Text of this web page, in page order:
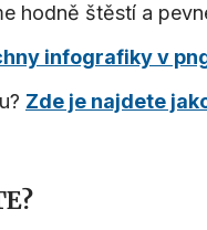
hodně štěstí a
infografiky v
Zde je najdete